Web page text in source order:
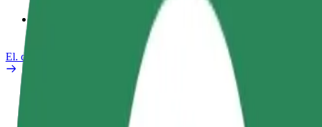
El. dviračiai
Pranešti apie problemą